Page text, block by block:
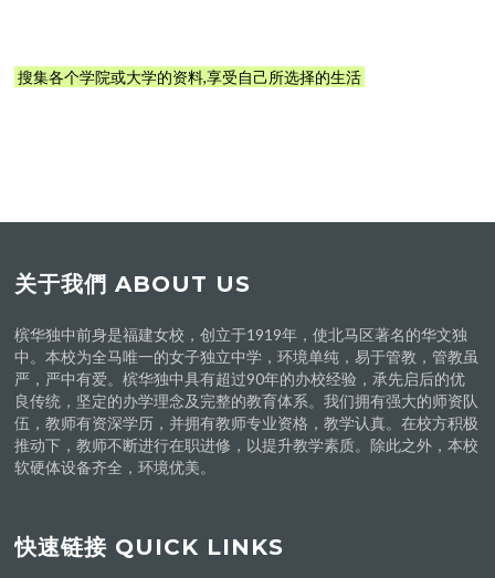
搜集各个学院或大学的资料,享受自己所选择的生活
关于我們 ABOUT US
槟华独中前身是福建女校，创立于1919年，使北马区著名的华文独
中。本校为全马唯一的女子独立中学，环境单纯，易于管教，管教虽
严，严中有爱。槟华独中具有超过90年的办校经验，承先启后的优
良传统，坚定的办学理念及完整的教育体系。我们拥有强大的师资队
伍，教师有资深学历，并拥有教师专业资格，教学认真。在校方积极
推动下，教师不断进行在职进修，以提升教学素质。除此之外，本校
软硬体设备齐全，环境优美。
快速链接 QUICK LINKS